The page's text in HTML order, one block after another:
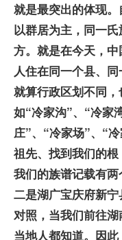
就是最突出的体现
以群居为主，同一
方。就是在今天，
人住在同一个县、
就算行政区划不同，
如“冷家沟”、“冷家
庄”、“冷家场”、“冷
祖先、找到我们的根
我们的族谱记载有
二是湖广宝庆府新
对照，当我们前往湖
当地人都知道。因